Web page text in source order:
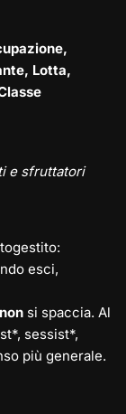
Lotta,
e sfruttatori
esci,
non si spaccia. Al
sessist*,
più generale.